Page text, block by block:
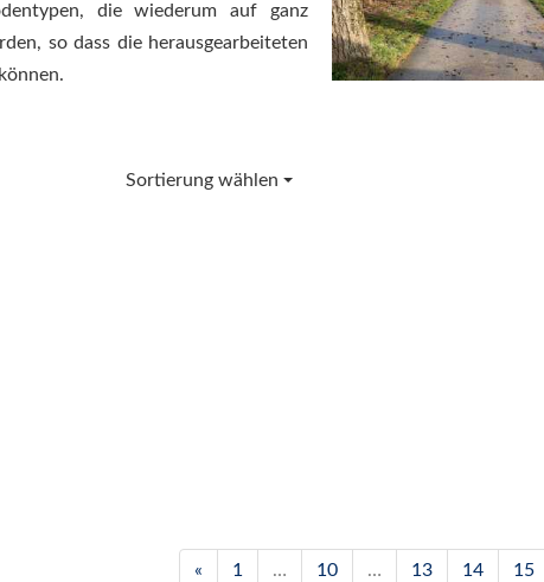
die wiederum auf ganz
so dass die herausgearbeiteten
Sortierung wählen
« 1 … 10 … 13 14 15